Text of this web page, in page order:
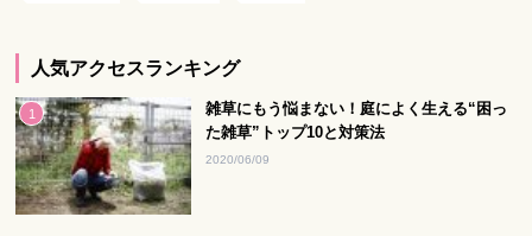
人気アクセスランキング
雑草にもう悩まない！庭によく生える“困っ
た雑草”トップ10と対策法
2020/06/09